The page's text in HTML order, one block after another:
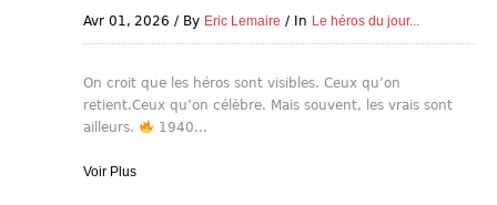
Avr 01, 2026 By Eric Lemaire In Le héros du jour...
On croit que les héros sont visibles. Ceux qu’on
retient.Ceux qu’on célèbre. Mais souvent, les vrais sont
ailleurs.
1940...
Voir Plus